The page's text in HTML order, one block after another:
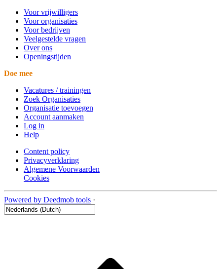
Voor vrijwilligers
Voor organisaties
Voor bedrijven
Veelgestelde vragen
Over ons
Openingstijden
Doe mee
Vacatures / trainingen
Zoek Organisaties
Organisatie toevoegen
Account aanmaken
Log in
Help
Content policy
Privacyverklaring
Algemene Voorwaarden
Cookies
Powered by Deedmob tools ·